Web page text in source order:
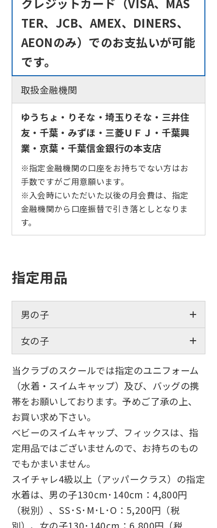
TER、JCB、AMEX、DINERS、
AEONのみ）でのお支払いが可能
です。
取扱金融機関
ゆうちょ・りそな・埼玉りそな・三井住
友・千葉・みずほ・三菱ＵＦＪ・千葉興
業・京葉・千葉信金銀行の本支店
※指定金融機関の口座をお持ちでない方はお
手数ですがご用意願います。
※入会時にいただいた以後の月会費は、指定
金融機関から口座振替で引き落としとなりま
す。
指定用品
男の子
女の子
当クラブのスクールでは指定のユニフォーム
（水着・スイムキャップ）及び、バッグの携
帯をお願いしております。予めご了承の上、
お買い求め下さい。
ベビーのスイムキャップ、フィックスは、指
定用品ではございませんので、お持ちのもの
でもかまいません。
スイチャレ4級以上（アッパークラス）の指定
水着は、男の子130cm･140cm：4,800円
（税別）、SS･S･M･L･O：5,200円（税